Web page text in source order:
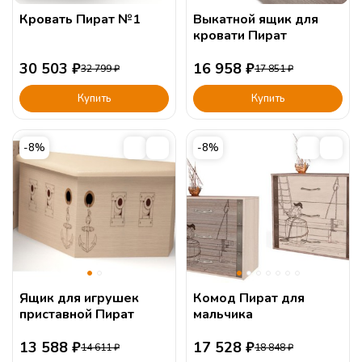
Комнаты для мальчиков Акции Скидки на
Cогласен сусловиями обработки персональных данных
Кровать Пират №1
30 503 ₽32 799₽
Купить
Выкатной ящик для
кровати Пират
16 958 ₽17 851₽
Купить
-8%
Ящик для игрушек
приставной Пират
13 588 ₽14 611₽
-8%
Комод Пират для
мальчика
17 528 ₽18 848₽